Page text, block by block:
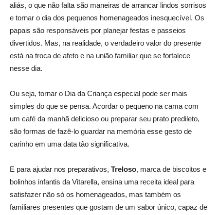
aliás, o que não falta são maneiras de arrancar lindos sorrisos
e tornar o dia dos pequenos homenageados inesquecível. Os
papais são responsáveis por planejar festas e passeios
divertidos. Mas, na realidade, o verdadeiro valor do presente
está na troca de afeto e na união familiar que se fortalece
nesse dia.
Ou seja, tornar o Dia da Criança especial pode ser mais
simples do que se pensa. Acordar o pequeno na cama com
um café da manhã delicioso ou preparar seu prato predileto,
são formas de fazê-lo guardar na memória esse gesto de
carinho em uma data tão significativa.
E para ajudar nos preparativos, Treloso, marca de biscoitos e
bolinhos infantis da Vitarella, ensina uma receita ideal para
satisfazer não só os homenageados, mas também os
familiares presentes que gostam de um sabor único, capaz de